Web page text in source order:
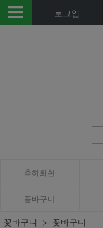
로그인
축하화환
꽃바구니
꽃바구니 꽃바구니